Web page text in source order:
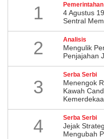
1 Pemerintahan
4 Agustus
Sentral
2 Analisis
Mengulik
Penjajahan
3
Serba Serbi
Menengok
Kawah
4 Serba Serbi
Jejak
Mengubah